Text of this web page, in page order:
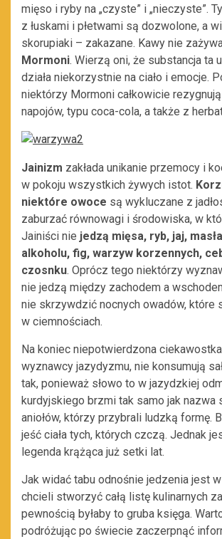
mięso i ryby na „czyste” i „nieczyste”.
z łuskami i płetwami są dozwolone, a
skorupiaki – zakazane. Kawy nie
Mormoni. Wierzą oni, że substancja ta
działa niekorzystnie na ciało i emocje.
niektórzy Mormoni całkowicie
napojów, typu coca-cola, a także z
Jainizm zakłada unikanie przemocy i
w pokoju wszystkich żywych istot.
niektóre owoce są wykluczane z
zaburzać równowagi i środowiska, w
Jainiści nie jedzą mięsa, ryb, jaj,
alkoholu, fig, warzyw korzennych,
czosnku. Oprócz tego niektórzy
nie jedzą między zachodem a
nie skrzywdzić nocnych owadów, które
w ciemnościach.
Na koniec niepotwierdzona
wyznawcy jazydyzmu, nie konsumują
tak, ponieważ słowo to w jazydzkiej
kurdyjskiego brzmi tak samo jak nazwa
aniołów, którzy przybrali ludzką formę.
jeść ciała tych, których czczą. Jednak
legenda krążąca już setki lat.
Jak widać tabu odnośnie jedzenia jest
chcieli stworzyć całą listę kulinarnych
pewnością byłaby to gruba księga.
podróżując po świecie zaczerpnąć